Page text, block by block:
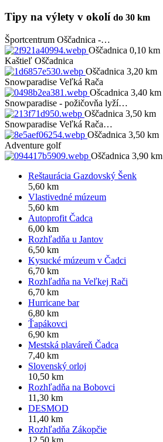
Tipy na výlety v okolí do 30 km
Športcentrum Oščadnica -…
Oščadnica 0,10 km
Kaštieľ Oščadnica
Oščadnica 3,20 km
Snowparadise Veľká Rača
Ošcadnica 3,40 km
Snowparadise - požičovňa lyží…
Oščadnica 3,50 km
Snowparadise Veľká Rača…
Oščadnica 3,50 km
Adventure golf
Oščadnica 3,90 km
Reštaurácia Gazdovský Šenk
5,60 km
Vlastivedné múzeum
5,60 km
Autoprofit Čadca
6,00 km
Rozhľadňa u Jantov
6,50 km
Kysucké múzeum v Čadci
6,70 km
Rozhľadňa na Veľkej Rači
6,70 km
Hurricane bar
6,80 km
Ťapákovci
6,90 km
Mestská plaváreň Čadca
7,40 km
Slovenský orloj
10,50 km
Rozhľadňa na Bobovci
11,30 km
DESMOD
11,40 km
Rozhľadňa Zákopčie
12,50 km